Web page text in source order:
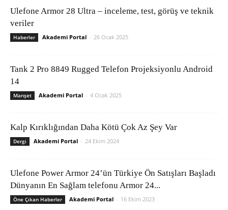
Ulefone Armor 28 Ultra – inceleme, test, görüş ve teknik
veriler
Haberler Akademi Portal - 26 Ocak 2025
Tank 2 Pro 8849 Rugged Telefon Projeksiyonlu Android
14
Manşet Akademi Portal - 4 Ocak 2025
Kalp Kırıklığından Daha Kötü Çok Az Şey Var
Dergi Akademi Portal - 24 Ekim 2024
Ulefone Power Armor 24’ün Türkiye Ön Satışları Başladı
Dünyanın En Sağlam telefonu Armor 24...
Öne Çıkan Haberler Akademi Portal - 16 Ekim 2023